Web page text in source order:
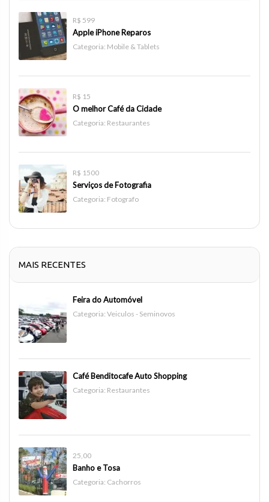
R$ 599
Apple iPhone Reparos
Categoria: Mobile & Tablets
R$ 15
O melhor Café da Cidade
Categoria: Restaurantes
R$ 1500
Serviços de Fotografia
Categoria: Fotografo
MAIS RECENTES
Feira do Automóvel
Categoria: Veiculos - Seminovos
Café Benditocafe Auto Shopping
Categoria: Restaurantes
25,00
Banho e Tosa
Categoria: Cachorros